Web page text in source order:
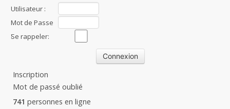
Utilisateur :
Mot de Passe
:Se rappeler:
Inscription
Mot de passé oublié
741 personnes en ligne